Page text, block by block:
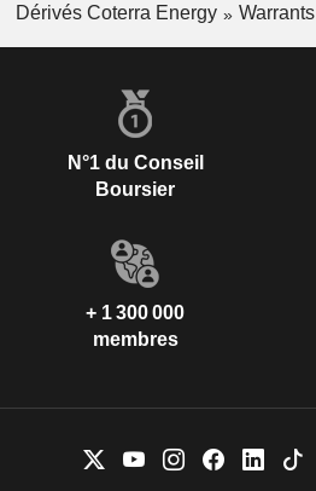
Dérivés Coterra Energy
Warrants
N°1 du Conseil
Boursier
+ 1 300 000
membres